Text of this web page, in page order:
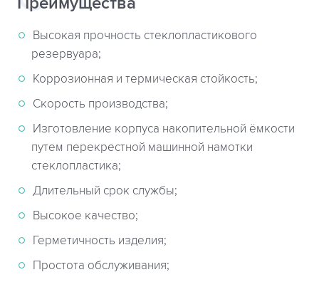
Высокая прочность стеклопластикового
резервуара;
Коррозионная и термическая стойкость;
Cкорость производства;
Изготовление корпуса накопительной ёмкости
путем перекрестной машинной намотки
стеклопластика;
Длительный срок службы;
Высокое качество;
Герметичность изделия;
Простота обслуживания;